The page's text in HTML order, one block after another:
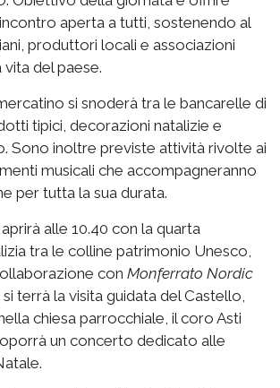
incontro aperta a tutti, sostenendo al
produttori locali e associazioni
del paese.
si snoderà tra le bancarelle di
tipici, decorazioni natalizie e
Sono inoltre previste attività rivolte ai
musicali che accompagneranno
per tutta la sua durata.
alle 10.40 con la quarta
tra le colline patrimonio Unesco,
con Monferrato Nordic
si terrà la visita guidata del Castello,
chiesa parrocchiale, il coro Asti
un concerto dedicato alle